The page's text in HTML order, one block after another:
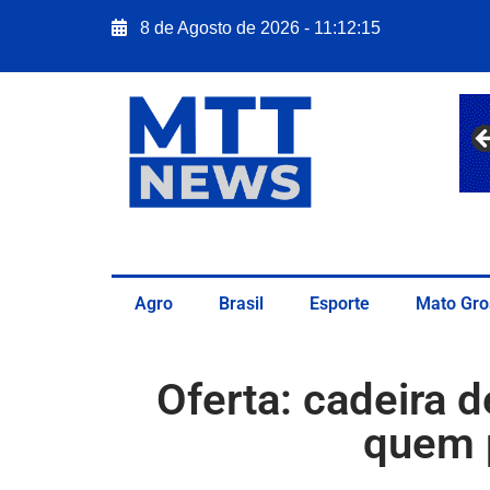
8 de Agosto de 2026 - 11:12:17
Agro Brasil Esporte Mato
Oferta: cadeira
quem